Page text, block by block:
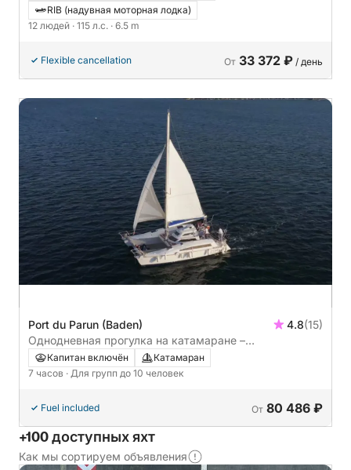
RIB (надувная моторная лодка)
12 людей · 115 л.с. · 6.5 m
Flexible cancellation От 33 372 ₽ / день
Port du Parun (Baden) 4.8(15)
Однодневная прогулка на катамаране –
ознакомление и плавание.
Капитан включён
Катамаран
7 часов · Для групп до 10 человек
Fuel included От 80 486 ₽
+100 доступных яхт
Как мы сортируем объявления